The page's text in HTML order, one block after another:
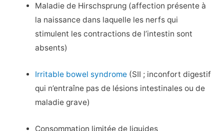
Maladie de Hirschsprung (affection présente à
la naissance dans laquelle les nerfs qui
stimulent les contractions de l’intestin sont
absents)
Irritable bowel syndrome (SII ; inconfort digestif
qui n’entraîne pas de lésions intestinales ou de
maladie grave)
Consommation limitée de liquides